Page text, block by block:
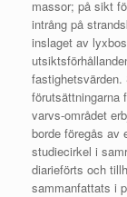
massor; på sikt
intrång på
inslaget av
förutsättningarna
varvs-området
borde föregås av
studiecirkel i
diarieförts och
sammanfattats i